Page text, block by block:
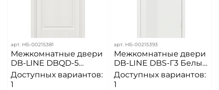
арт. НБ-00215381
Межкомнатные двери
DB-LINE DBQD-5
Эмлайн аляска
Доступных вариантов:
1
арт. НБ-00215393
Межкомнатные двери
DB-LINE DBS-Г3 Белый
матовый
Доступных вариантов:
1